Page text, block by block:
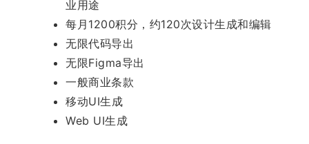
业用途
每月1200积分，约120次设计生成和编辑
无限代码导出
无限Figma导出
一般商业条款
移动UI生成
Web UI生成